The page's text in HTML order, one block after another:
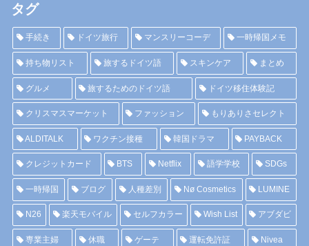
タグ
手続き ドイツ旅行 マンスリーコーデ 一時帰国メモ
持ち物リスト 旅するドイツ語 スキンケア まとめ
グルメ 旅するためのドイツ語 ドイツ移住体験記
クリスマスマーケット ファッション もりありさセレクト
ALDITALK ワクチン接種 韓国ドラマ PAYBACK
クレジットカード BTS Netflix 語学学校 SDGs
一時帰国 ブログ 人種差別 Nø Cosmetics LUMINE
N26 楽天モバイル セルフカラー Wish List アブダビ
専業主婦 休職 ゲーテ 運転免許証 Nivea